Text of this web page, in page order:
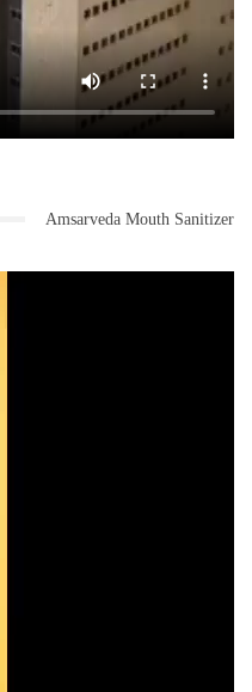
Amsarveda Mouth Sanitizer